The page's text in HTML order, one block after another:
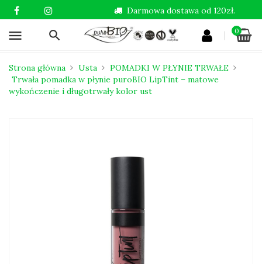
menu 0
Darmowa dostawa od 120zł.
Strona główna Usta
POMADKI W PŁYNIE TRWAŁE
Trwała pomadka w płynie puroBIO LipTint – matowe
wykończenie i długotrwały kolor ust